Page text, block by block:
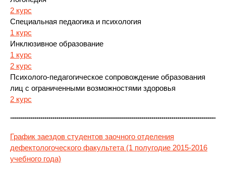
2 курс
Специальная педаогика и психология
1 курс
Инклюзивное образование
1 курс
2 курс
Психолого-педагогическое сопровождение образования
лиц с ограниченными возможностями здоровья
2 курс
График заездов студентов заочного отделения
дефектологоческого факультета (1 полугодие 2015-2016
учебного года)